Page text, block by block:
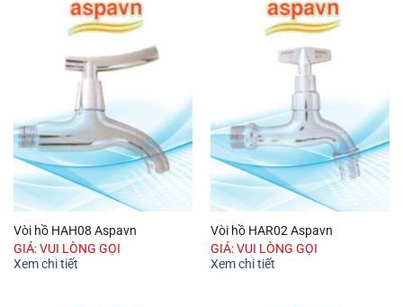
Vòi hồ HAH08 Aspavn
GIÁ: VUI LÒNG GỌI
Xem chi tiết
Vòi hồ HAR02 Aspavn
GIÁ: VUI LÒNG GỌI
Xem chi tiết